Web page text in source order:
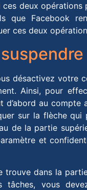
ces deux
que Facebook
ces deux
désactivez votre
Ainsi, pour
d’abord au compte
sur la flèche qui
de la partie
et
trouve dans la
tâches, vous